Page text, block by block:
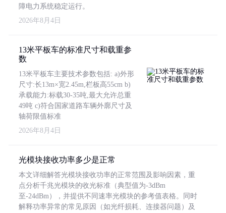
障电力系统稳定运行。
2026年8月4日
13米平板车的标准尺寸和载重参
数
13米平板车主要技术参数包括: a)外形
尺寸:长13m×宽2.45m,栏板高55cm b)
承载能力:标载30-35吨,最大允许总重
49吨 c)符合国家道路车辆外廓尺寸及
轴荷限值标准
2026年8月4日
光模块接收功率多少是正常
本文详细解答光模块接收功率的正常范围及影响因素，重
点分析千兆光模块的收光标准（典型值为-3dBm
至-24dBm），并提供不同速率光模块的参考值表格。同时
解释功率异常的常见原因（如光纤损耗、连接器问题）及